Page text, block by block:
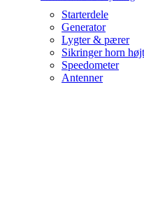
Starterdele
Generator
Lygter & pærer
Sikringer horn
Speedometer
Antenner